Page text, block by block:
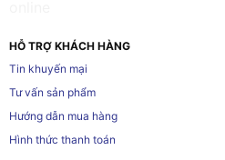
HỖ TRỢ KHÁCH HÀNG
Tin khuyến mại
Tư vấn sản phẩm
Hướng dẫn mua hàng
Hình thức thanh toán